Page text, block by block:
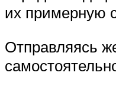
их примерную
Отправляясь